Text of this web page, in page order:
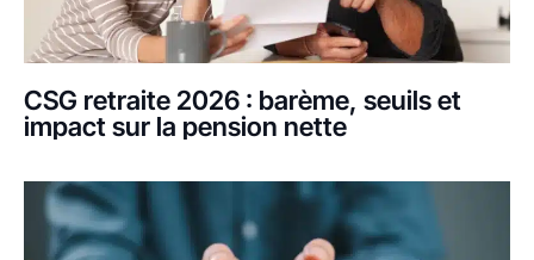
CSG retraite 2026 : barème, seuils et
impact sur la pension nette